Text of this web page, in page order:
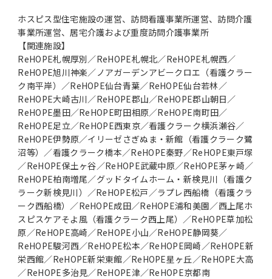
ホスピス型住宅施設の運営、訪問看護事業所運営、訪問介護
事業所運営、居宅介護および重度訪問介護事業所
【関連施設】
ReHOPE札幌厚別／ReHOPE札幌北／ReHOPE札幌西／
ReHOPE旭川神楽／ノアガーデンアビークロエ（看護クラー
ク南平岸）／ReHOPE仙台青葉／ReHOPE仙台若林／
ReHOPE大崎古川／ReHOPE郡山／ReHOPE郡山朝日／
ReHOPE墨田／ReHOPE町田相原／ReHOPE南町田／
ReHOPE足立／ReHOPE西東京／看護クラーク横浜瀬谷／
ReHOPE伊勢原／イリーゼさぎぬま・新館（看護クラーク鷺
沼等）／看護クラーク橋本／ReHOPE秦野／ReHOPE東戸塚
／ReHOPE保土ヶ谷／ReHOPE武蔵中原／ReHOPE茅ヶ崎／
ReHOPE柏南増尾／グッドタイムホーム・新検見川（看護ク
ラーク新検見川）／ReHOPE松戸／ラプレ西船橋（看護クラ
ーク西船橋）／ReHOPE成田／ReHOPE浦和美園／西上尾ホ
スピスケアそよ風（看護クラーク西上尾）／ReHOPE草加松
原／ReHOPE高崎／ReHOPE小山／ReHOPE静岡葵／
ReHOPE駿河西／ReHOPE松本／ReHOPE岡崎／ReHOPE新
栄西館／ReHOPE新栄東館／ReHOPE星ヶ丘／ReHOPE大高
／ReHOPE多治見／ReHOPE津／ReHOPE京都南